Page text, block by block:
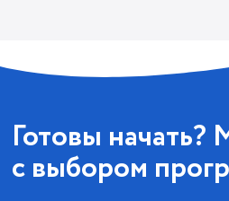
Готовы
с выбором